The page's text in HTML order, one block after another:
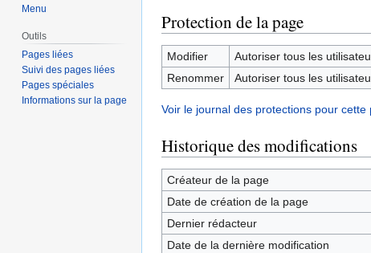
Protection de la page
Modifier
Autoriser tous les
Renommer
Autoriser tous les
Voir le journal des protections pour cette
Historique des modifications
Créateur de la page
Date de création de la page
Dernier rédacteur
Date de la dernière modification
Menu
Outils
Pages liées
Suivi des pages liées
Pages spéciales
Informations sur la page